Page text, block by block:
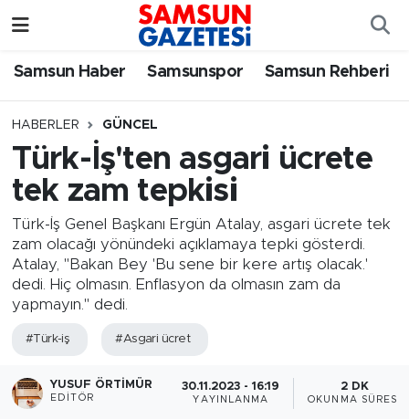
Samsun Haber Samsunspor Samsun Rehberi
HABERLER GÜNCEL
Türk-İş'ten asgari ücrete
tek zam tepkisi
Türk-İş Genel Başkanı Ergün Atalay, asgari ücrete tek
zam olacağı yönündeki açıklamaya tepki gösterdi.
Atalay, "Bakan Bey 'Bu sene bir kere artış olacak.'
dedi. Hiç olmasın. Enflasyon da olmasın zam da
yapmayın." dedi.
#Türk-iş #Asgari ücret
YUSUF ÖRTIMÜR
EDITÖR
30.11.2023 - 16:19
YAYINLANMA
2 DK
OKUNMA SÜRESI
Samsun Haber
Samsunspor
Samsun Rehberi
Samsun Nöbetçi Eczaneler
Samsun Hava Durumu
SAMSUN Namaz Vakitleri
Samsun Trafik Yoğunluk Haritası
Süper Lig Puan Durumu ve Fikstür
Tüm Manşetler
Son Dakika Haberleri
Haber Arşivi